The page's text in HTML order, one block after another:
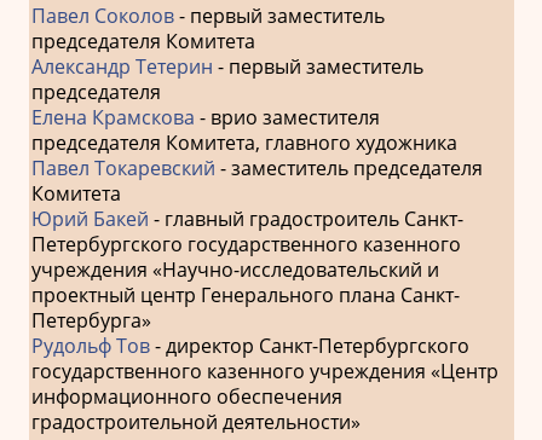
Павел Соколов- первый заместитель
председателя Комитета
Александр Тетерин - первый заместитель
председателя
Елена Крамскова - врио заместителя
председателя Комитета, главного художника
Павел Токаревский - заместитель председателя
Комитета
Юрий Бакей - главный градостроитель Санкт-
Петербургского государственного казенного
учреждения «Научно-исследовательский и
проектный центр Генерального плана Санкт-
Петербурга»
Рудольф Тов- директор Санкт-Петербургского
государственного казенного учреждения «Центр
информационного обеспечения
градостроительной деятельности»